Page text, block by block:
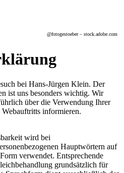
@fotogestoeber – stock.adobe.com
bei Hans-Jürgen Klein. Der
ist uns besonders wichtig. Wir
über die Verwendung Ihrer
Webauftritts informieren.
wird bei
Hauptwörtern auf
verwendet. Entsprechende
grundsätzlich für